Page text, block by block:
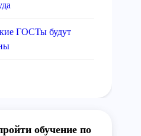
ГОСТы будут
обучение по